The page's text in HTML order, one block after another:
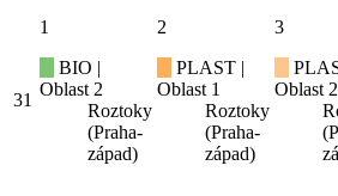
31
1
BIO |
Oblast 2
Roztoky
(Praha-
západ)
2
PLAST |
Oblast 1
Roztoky
(Praha-
západ)
3
Oblast 2